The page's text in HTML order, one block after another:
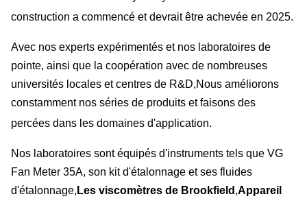
construction a commencé et devrait être achevée en 2025.
Avec nos experts expérimentés et nos laboratoires de
pointe, ainsi que la coopération avec de nombreuses
universités locales et centres de R&D,Nous améliorons
constamment nos séries de produits et faisons des
percées dans les domaines d'application.
Nos laboratoires sont équipés d'instruments tels que VG
Fan Meter 35A, son kit d'étalonnage et ses fluides
d'étalonnage, Les viscomètres de Brookfield ,Appareil